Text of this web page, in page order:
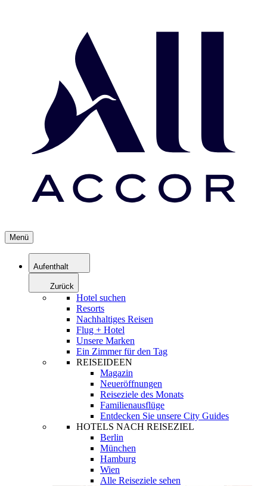
Menü
Aufenthalt
Zurück
Hotel suchen
Resorts
Nachhaltiges Reisen
Flug + Hotel
Unsere Marken
Ein Zimmer für den Tag
REISEIDEEN
Magazin
Neueröffnungen
Reiseziele des Monats
Familienausflüge
Entdecken Sie unsere City Guides
HOTELS NACH REISEZIEL
Berlin
München
Hamburg
Wien
Alle Reiseziele sehen